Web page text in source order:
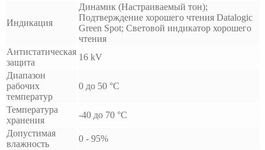
Индикация
Динамик (Настраиваемый тон);
Подтверждение хорошего чтения Datalogic
Green Spot; Световой индикатор хорошего
чтения
Антистатическая
защита
16 kV
Диапазон
рабочих
температур
0 до 50 °C
Температура
хранения
-40 до 70 °C
Допустимая
влажность
0 - 95%